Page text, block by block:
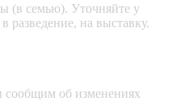
(в семью). Уточняйте у
разведение, на выставку.
об изменениях